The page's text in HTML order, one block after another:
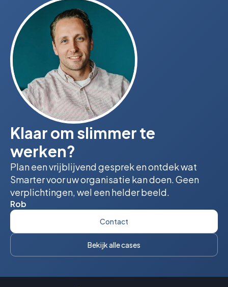
Klaar om slimmer te
werken?
Plan een vrijblijvend gesprek en ontdek wat
Smarter voor uw organisatie kan doen. Geen
verplichtingen, wel een helder beeld.
Rob
Contact
Bekijk alle cases